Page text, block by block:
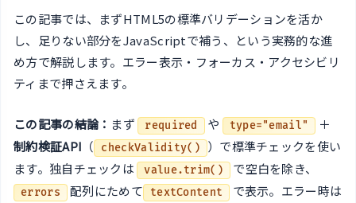
この記事では、まずHTML5の標準バリデーションを活か
し、足りない部分をJavaScriptで補う、という実務的な進
め方で解説します。エラー表示・フォーカス・アクセシビリ
ティまで押さえます。
この記事の結論： まず required や type="email"
＋
制約検証API （ checkValidity()
）で標準チェックを使い
ます。独自チェックは value.trim() で空白を除き、
errors 配列にためて textContent
で表示。エラー時は